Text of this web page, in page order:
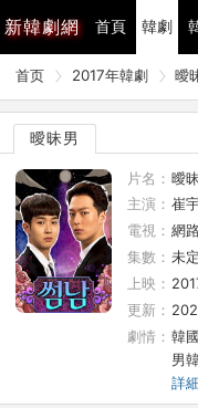
新韓劇網 首頁 韓劇
首页 2017年韓劇 曖
曖昧男
片名： 曖
主演： 崔
電視： 網
集數： 未定
上映：
更新：
劇情： 韓
男
詳細